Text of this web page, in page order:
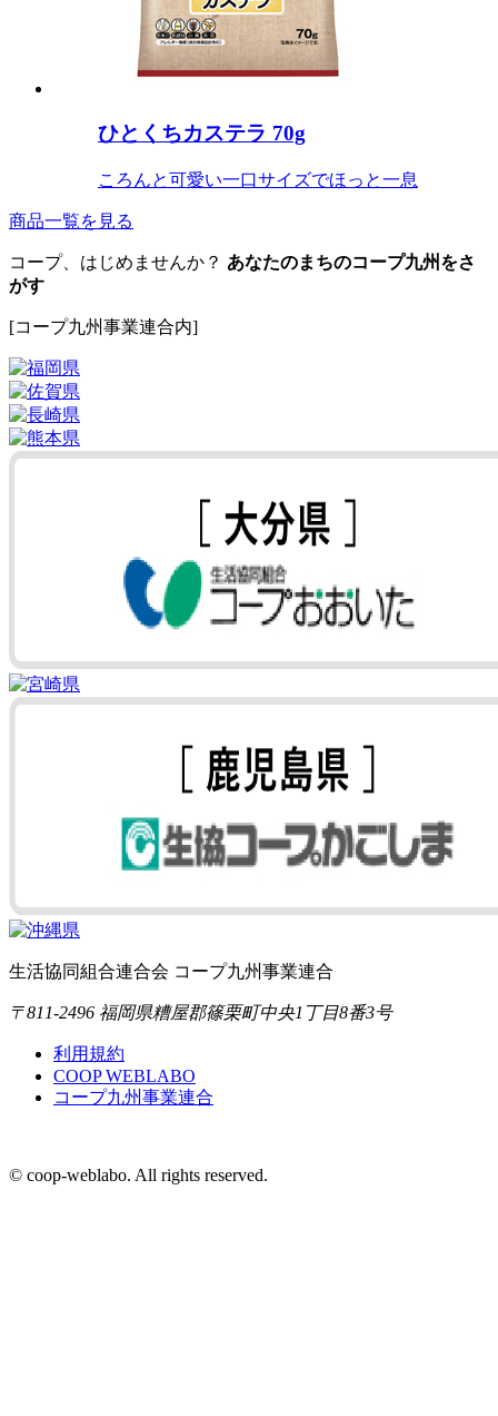
ひとくちカステラ 70g
ころんと可愛い一口サイズでほっと一息
商品一覧を見る
コープ、はじめませんか？ あなたのまちのコープ九州をさ
がす
[コープ九州事業連合内]
生活協同組合連合会 コープ九州事業連合
〒811-2496 福岡県糟屋郡篠栗町中央1丁目8番3号
利用規約
COOP WEBLABO
コープ九州事業連合
© coop-weblabo. All rights reserved.